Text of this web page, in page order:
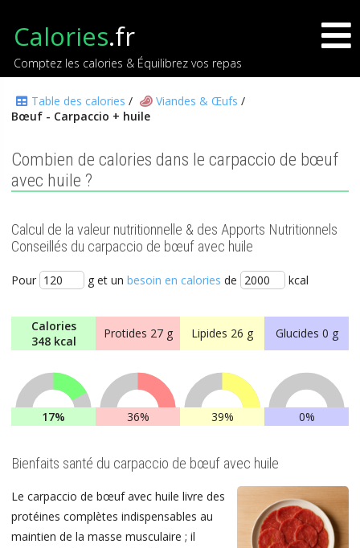
Calories.fr
Comptez les calories & Équilibrez vos repas
Table des calories / Viandes & Œufs /
Bœuf - Carpaccio + huile
Combien de calories dans le carpaccio de bœuf
avec huile ?
Calcul de la valeur nutritionnelle & des Apports Nutritionnels
Conseillés du carpaccio de bœuf avec huile
Pour g et un besoin en calories de kcal
Calories
348 kcal
Protides 27 g Lipides 26 g Glucides 0 g
17% 36% 39% 0%
Bienfaits santé du carpaccio de bœuf avec huile
Le carpaccio de bœuf avec huile livre des
protéines complètes indispensables au
maintien de la masse musculaire ; il